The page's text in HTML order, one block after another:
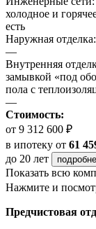
холодное и
есть
Наружная
—
Внутренняя
замывкой «под
пола с
—
Стоимость:
от 9 312 600 ₽
в ипотеку от 61
до 20 лет
Показать всю
Нажмите и
Предчистовая